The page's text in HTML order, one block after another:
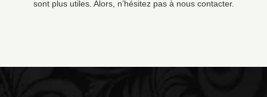
sont plus utiles. Alors, n’hésitez pas à nous contacter.